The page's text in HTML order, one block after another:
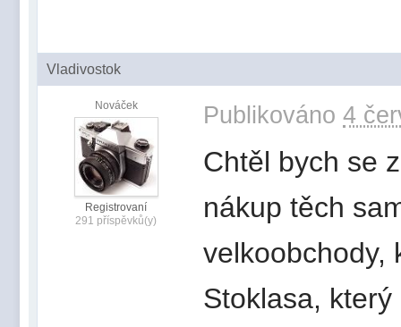
Vladivostok
Nováček
Registrovaní
291 příspěvků(y)
Publikováno 4
Chtěl bych se
nákup těch
velkoobchody,
Stoklasa,